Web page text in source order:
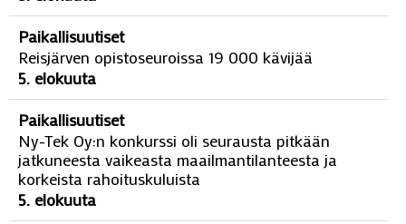
Paikallisuutiset
Reisjärven opistoseuroissa 19 000 kävijää
5. elokuuta
Paikallisuutiset
Ny-Tek Oy:n konkurssi oli seurausta pitkään
jatkuneesta vaikeasta maailmantilanteesta ja
korkeista rahoituskuluista
5. elokuuta